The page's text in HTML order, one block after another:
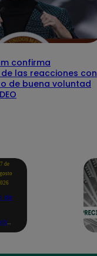
confirma
las reacciones con
de buena voluntad
de
de